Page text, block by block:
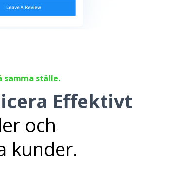
samma ställe.
Effektivt
och
kunder.